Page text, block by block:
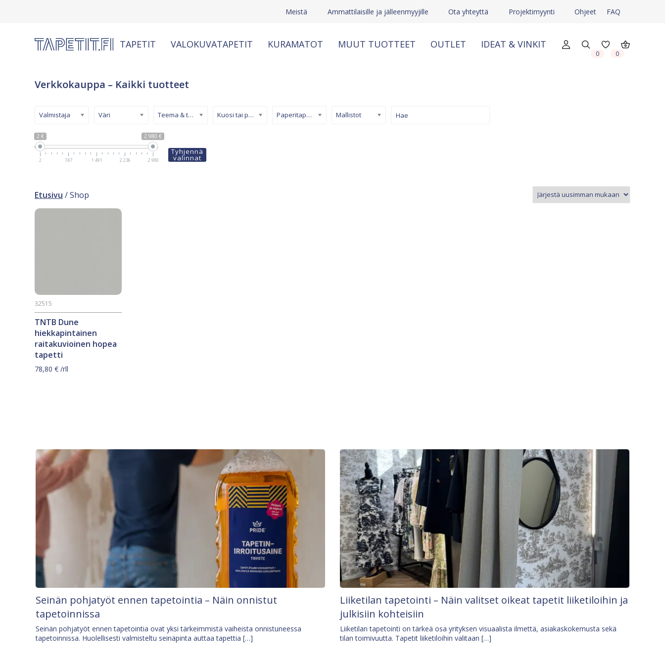
Meistä Ammattilaisille ja jälleenmyyjille Ota yhteyttä Projektimyynti Ohjeet FAQ
TAPETIT VALOKUVATAPETIT KURAMATOT MUUT TUOTTEET OUTLET IDEAT & VINKIT
0 0
Verkkokauppa – Kaikki tuotteet
2 € 2 980 €
2 747 1 491 2 236 2 980
Valmistaja Väri Teema & tyyli Kuosi tai pinta Paperitapetti Mallistot
Tyhjennä
valinnat
Etusivu / Shop
TNTB Dune
hiekkapintainen
raitakuvioinen hopea
tapetti
32515
78,80 € /rll
Seinän pohjatyöt ennen tapetointia – Näin onnistut
tapetoinnissa
Seinän pohjatyöt ennen tapetointia ovat yksi tärkeimmistä vaiheista onnistuneessa
tapetoinnissa. Huolellisesti valmisteltu seinäpinta auttaa tapettia […]
Liiketilan tapetointi – Näin valitset oikeat tapetit liiketiloihin ja
julkisiin kohteisiin
Liiketilan tapetointi on tärkeä osa yrityksen visuaalista ilmettä, asiakaskokemusta sekä
tilan toimivuutta. Tapetit liiketiloihin valitaan […]